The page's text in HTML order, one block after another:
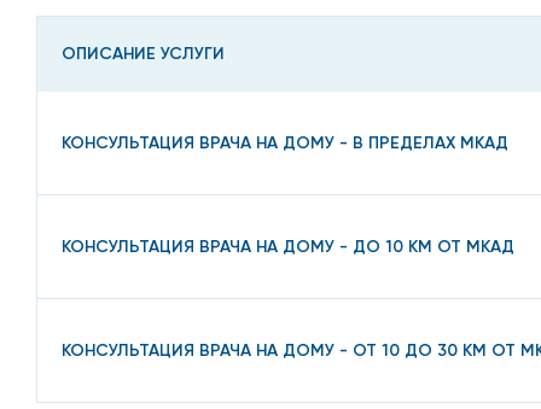
ОПИСАНИЕ УСЛУГИ
КОНСУЛЬТАЦИЯ ВРАЧА НА ДОМУ - В ПРЕДЕЛАХ МКАД
КОНСУЛЬТАЦИЯ ВРАЧА НА ДОМУ - ДО 10 КМ ОТ МКАД
КОНСУЛЬТАЦИЯ ВРАЧА НА ДОМУ - ОТ 10 ДО 30 КМ ОТ